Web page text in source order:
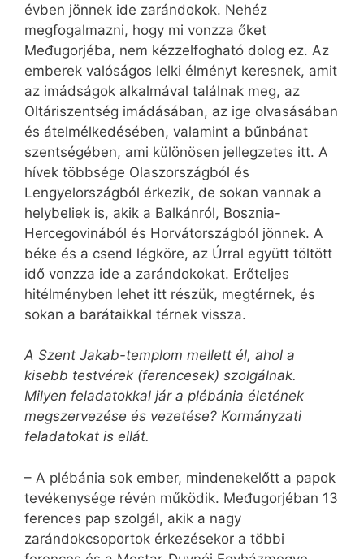
évben jönnek ide zarándokok. Nehéz
megfogalmazni, hogy mi vonzza őket
Međugorjéba, nem kézzelfogható dolog ez. Az
emberek valóságos lelki élményt keresnek, amit
az imádságok alkalmával találnak meg, az
Oltáriszentség imádásában, az ige olvasásában
és átelmélkedésében, valamint a bűnbánat
szentségében, ami különösen jellegzetes itt. A
hívek többsége Olaszországból és
Lengyelországból érkezik, de sokan vannak a
helybeliek is, akik a Balkánról, Bosznia-
Hercegovinából és Horvát­országból jönnek. A
béke és a csend légköre, az Úrral együtt töltött
idő vonzza ide a zarándokokat. Erőteljes
hitélményben lehet itt részük, megtérnek, és
sokan a barátaikkal térnek vissza.
A Szent Jakab-templom mellett él, ahol a
kisebb testvérek (ferencesek) szolgálnak.
Milyen feladatokkal jár a plébánia életének
megszervezése és vezetése? Kormányzati
feladatokat is ellát.
– A plébánia sok ember, min­de­nek­előtt a papok
tevékenysége révén működik. Među­gorjéban 13
ferences pap szolgál, akik a nagy
zarándokcsoportok érkezésekor a többi